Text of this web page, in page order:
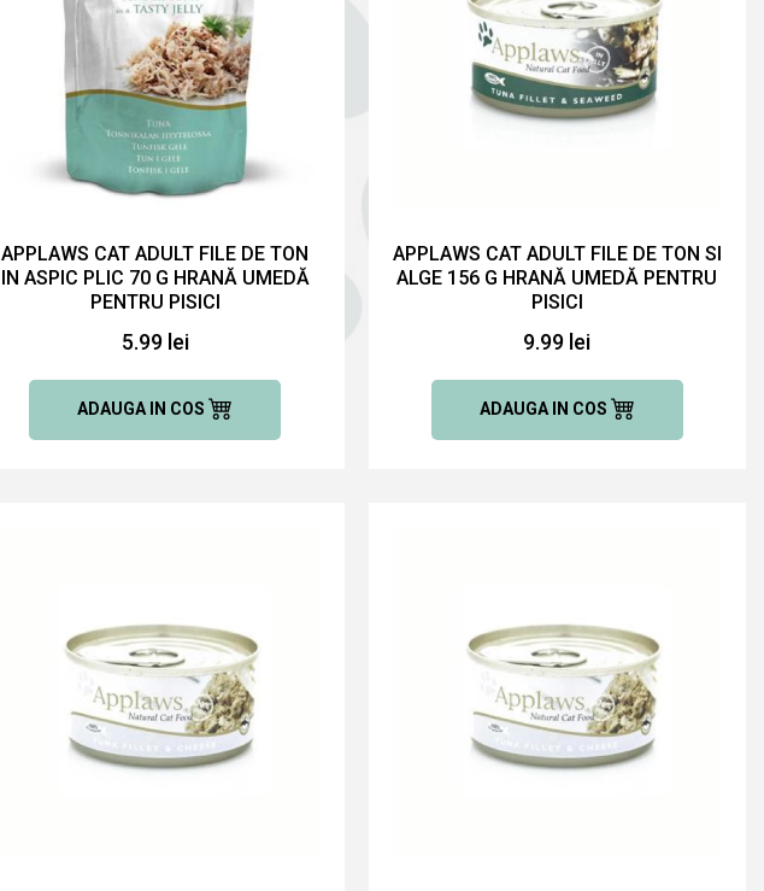
APPLAWS CAT ADULT FILE DE TON
IN ASPIC PLIC 70 G HRANĂ UMEDĂ
PENTRU PISICI
5.99 lei
ADAUGA IN COS
APPLAWS CAT ADULT FILE DE TON SI
ALGE 156 G HRANĂ UMEDĂ PENTRU
PISICI
9.99 lei
ADAUGA IN COS